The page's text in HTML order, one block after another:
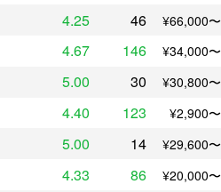
4.25 46 ¥66,000〜
4.67 146 ¥34,000〜
5.00 30 ¥30,800〜
4.40 123 ¥2,900〜
5.00 14 ¥29,600〜
4.33 86 ¥20,000〜